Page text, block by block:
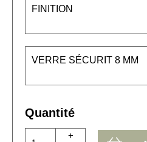
FINITION
VERRE SÉCURIT 8 MM
Quantité
+